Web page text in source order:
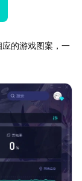
的游戏图案，一